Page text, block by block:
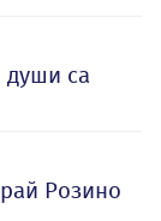
души са
Розино